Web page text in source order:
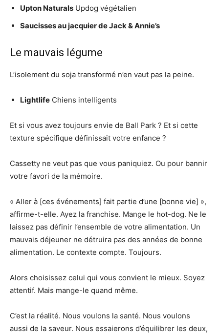
Upton Naturals Updog végétalien
Saucisses au jacquier de Jack & Annie’s
Le mauvais légume
L’isolement du soja transformé n’en vaut pas la peine.
Lightlife Chiens intelligents
Et si vous avez toujours envie de Ball Park ? Et si cette
texture spécifique définissait votre enfance ?
Cassetty ne veut pas que vous paniquiez. Ou pour bannir
votre favori de la mémoire.
« Aller à [ces événements] fait partie d’une [bonne vie] »,
affirme-t-elle. Ayez la franchise. Mange le hot-dog. Ne le
laissez pas définir l’ensemble de votre alimentation. Un
mauvais déjeuner ne détruira pas des années de bonne
alimentation. Le contexte compte. Toujours.
Alors choisissez celui qui vous convient le mieux. Soyez
attentif. Mais mange-le quand même.
C’est la réalité. Nous voulons la santé. Nous voulons
aussi de la saveur. Nous essaierons d’équilibrer les deux,